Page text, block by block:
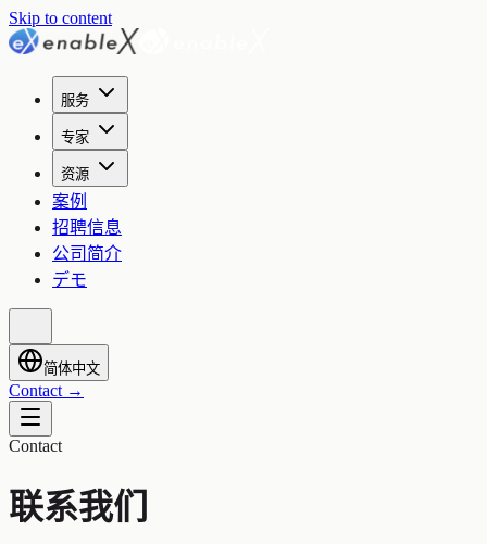
Skip to content
服务
专家
资源
案例
招聘信息
公司简介
デモ
简体中文
Contact →
Contact
联系我们